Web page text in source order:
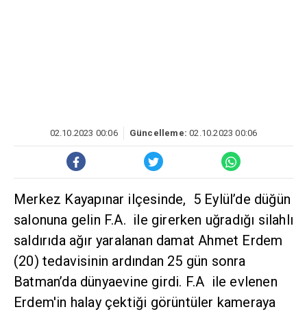
02.10.2023 00:06 Güncelleme: 02.10.2023 00:06
Merkez Kayapınar ilçesinde, 5 Eylül’de düğün
salonuna gelin F.A. ile girerken uğradığı silahlı
saldırıda ağır yaralanan damat Ahmet Erdem
(20) tedavisinin ardından 25 gün sonra
Batman’da dünyaevine girdi. F.A ile evlenen
Erdem'in halay çektiği görüntüler kameraya